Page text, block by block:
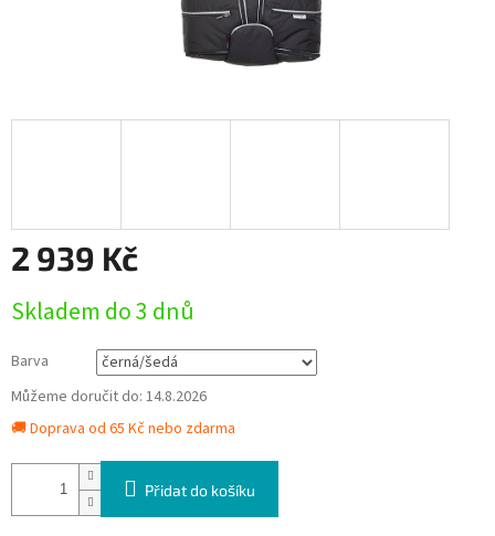
2 939 Kč
cena:
Skladem do 3 dnů
Barva
Můžeme doručit do: 14.8.2026
🚚 Doprava od 65 Kč nebo zdarma
Přidat do košíku